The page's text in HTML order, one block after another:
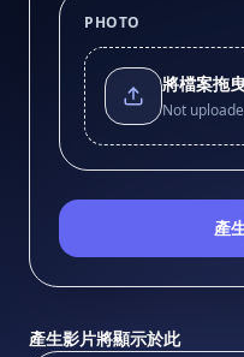
PHOTO
將檔案拖
Not
產
產生影片將顯示於此